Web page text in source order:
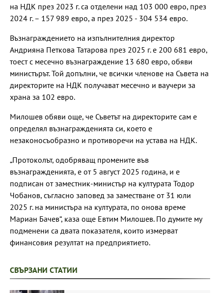
на НДК през 2023 г. са отделени над 103 000 евро, през
2024 г. – 157 989 евро, а през 2025 - 304 534 евро.
Възнаграждението на изпълнителния директор
Андрияна Петкова Татарова през 2025 г. е 200 681 евро,
тоест с месечно възнаграждение 13 680 евро, обяви
министърът. Той допълни, че всички членове на Съвета на
директорите на НДК получават месечно и ваучери за
храна за 102 евро.
Милошев обяви още, че Съветът на директорите сам е
определял възнагражденията си, което е
незаконосъобразно и противоречи на устава на НДК.
„Протоколът, одобряващ промените във
възнагражденията, е от 5 август 2025 година, и е
подписан от заместник-министър на културата Тодор
Чобанов, съгласно заповед за заместване от 31 юли
2025 г. на министъра на културата, по онова време
Мариан Бачев“, каза още Евтим Милошев. По думите му
подменени са двата показателя, които измерват
финансовия резултат на предприятието.
СВЪРЗАНИ СТАТИИ